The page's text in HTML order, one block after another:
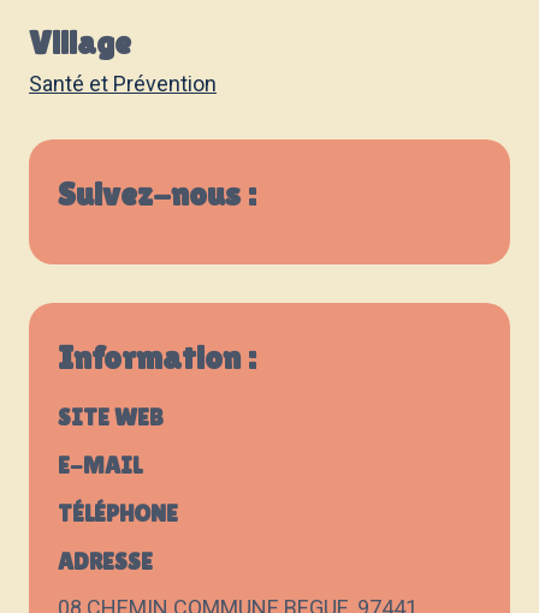
Village
Santé et Prévention
Suivez-nous :
Information :
SITE WEB
E-MAIL
TÉLÉPHONE
ADRESSE
08 CHEMIN COMMUNE BEGUE, 97441